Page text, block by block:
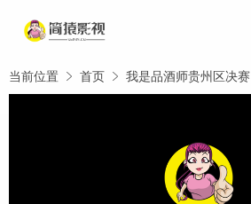
当前位置 首页 我是品酒师贵州区决赛